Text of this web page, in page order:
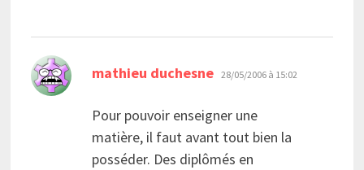
mathieu duchesne dit :
28/05/2006 à 15:02
Pour pouvoir enseigner une
matière, il faut avant tout bien la
posséder. Des diplômés en